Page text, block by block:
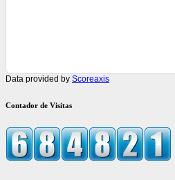
Data provided by Scoreaxis
Contador de Visitas